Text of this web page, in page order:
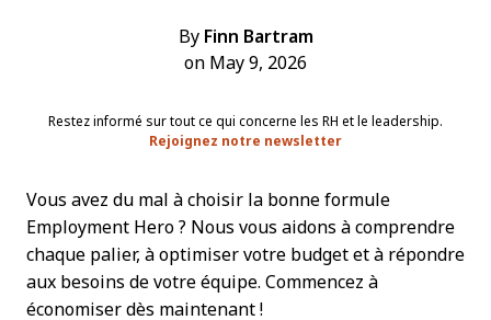
By Finn Bartram
on May 9, 2026
Restez informé sur tout ce qui concerne les RH et le leadership.
Rejoignez notre newsletter
Vous avez du mal à choisir la bonne formule
Employment Hero ? Nous vous aidons à comprendre
chaque palier, à optimiser votre budget et à répondre
aux besoins de votre équipe. Commencez à
économiser dès maintenant !